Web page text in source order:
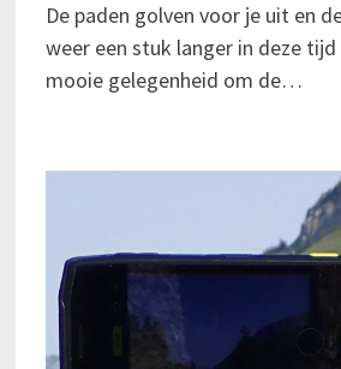
De paden golven voor je uit en
weer een stuk langer in deze tijd
mooie gelegenheid om de…